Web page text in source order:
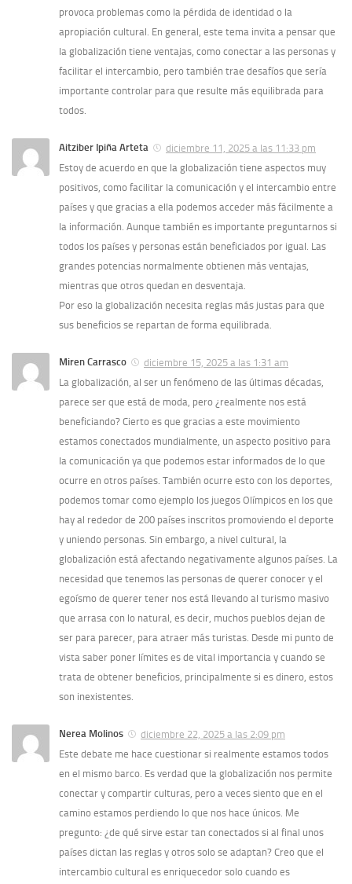
provoca problemas como la pérdida de identidad o la
apropiación cultural. En general, este tema invita a pensar que
la globalización tiene ventajas, como conectar a las personas y
facilitar el intercambio, pero también trae desafíos que sería
importante controlar para que resulte más equilibrada para
todos.
Aitziber Ipiña Arteta
diciembre 11, 2025 a las 11:33 pm
Estoy de acuerdo en que la globalización tiene aspectos muy
positivos, como facilitar la comunicación y el intercambio entre
países y que gracias a ella podemos acceder más fácilmente a
la información. Aunque también es importante preguntarnos si
todos los países y personas están beneficiados por igual. Las
grandes potencias normalmente obtienen más ventajas,
mientras que otros quedan en desventaja.
Por eso la globalización necesita reglas más justas para que
sus beneficios se repartan de forma equilibrada.
Miren Carrasco
diciembre 15, 2025 a las 1:31 am
La globalización, al ser un fenómeno de las últimas décadas,
parece ser que está de moda, pero ¿realmente nos está
beneficiando? Cierto es que gracias a este movimiento
estamos conectados mundialmente, un aspecto positivo para
la comunicación ya que podemos estar informados de lo que
ocurre en otros países. También ocurre esto con los deportes,
podemos tomar como ejemplo los juegos Olímpicos en los que
hay al rededor de 200 países inscritos promoviendo el deporte
y uniendo personas. Sin embargo, a nivel cultural, la
globalización está afectando negativamente algunos países. La
necesidad que tenemos las personas de querer conocer y el
egoísmo de querer tener nos está llevando al turismo masivo
que arrasa con lo natural, es decir, muchos pueblos dejan de
ser para parecer, para atraer más turistas. Desde mi punto de
vista saber poner límites es de vital importancia y cuando se
trata de obtener beneficios, principalmente si es dinero, estos
son inexistentes.
Nerea Molinos
diciembre 22, 2025 a las 2:09 pm
Este debate me hace cuestionar si realmente estamos todos
en el mismo barco. Es verdad que la globalización nos permite
conectar y compartir culturas, pero a veces siento que en el
camino estamos perdiendo lo que nos hace únicos. Me
pregunto: ¿de qué sirve estar tan conectados si al final unos
países dictan las reglas y otros solo se adaptan? Creo que el
intercambio cultural es enriquecedor solo cuando es